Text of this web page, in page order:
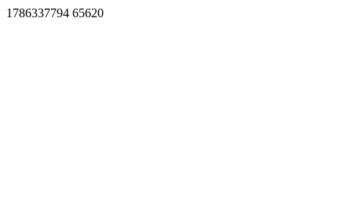
1786337794 65620